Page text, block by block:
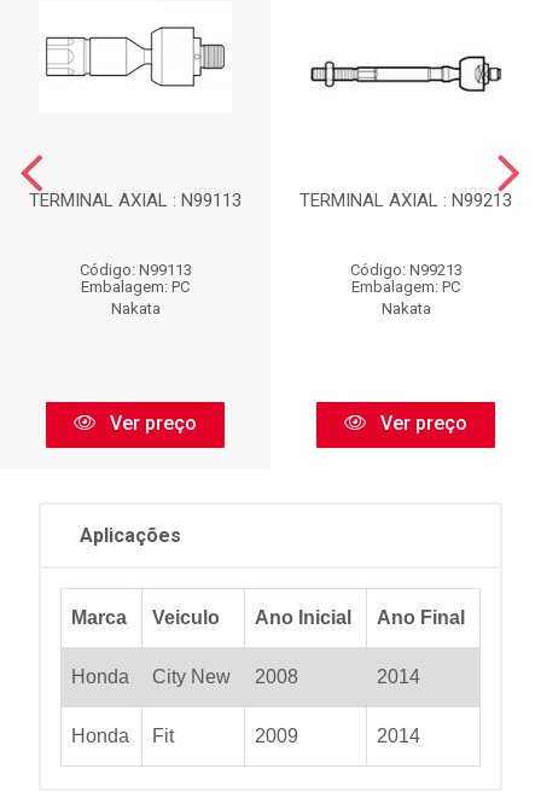
TERMINAL AXIAL : N99113
Código: N99113
Embalagem: PC
Nakata
Ver preço
TERMINAL AXIAL : N99213
Código: N99213
Embalagem: PC
Nakata
Ver preço
Aplicações
Marca Veiculo Ano Inicial Ano Final
Honda City New 2008 2014
Honda Fit 2009 2014